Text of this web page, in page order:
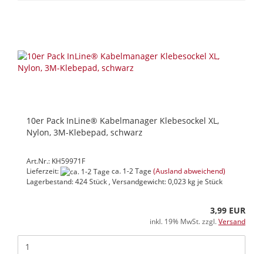
10er Pack InLine® Kabelmanager Klebesockel XL,
Nylon, 3M-Klebepad, schwarz
Art.Nr.: KH59971F
Lieferzeit:
ca. 1-2 Tage (Ausland abweichend)
Lagerbestand: 424 Stück , Versandgewicht:0,023 kg je Stück
3,99 EUR
inkl. 19% MwSt. zzgl.Versand